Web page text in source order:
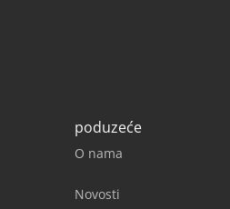
poduzeće
O nama
Novosti